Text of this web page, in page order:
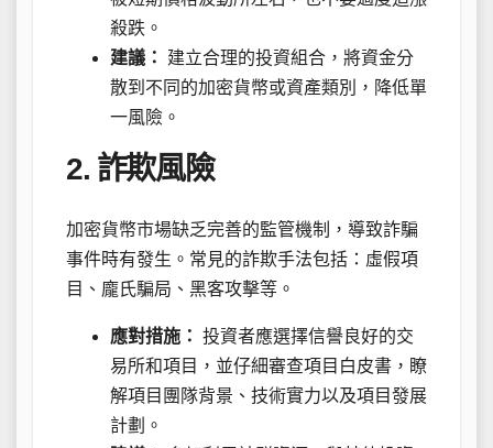
殺跌。
建議：
建立合理的投資組合，將資金分
散到不同的加密貨幣或資產類別，降低單
一風險。
2. 詐欺風險
加密貨幣市場缺乏完善的監管機制，導致詐騙
事件時有發生。常見的詐欺手法包括：虛假項
目、龐氏騙局、黑客攻擊等。
應對措施： 投資者應選擇信譽良好的交
易所和項目，並仔細審查項目白皮書，瞭
解項目團隊背景、技術實力以及項目發展
計劃。